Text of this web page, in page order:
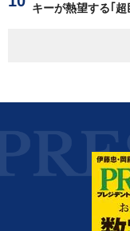
キーが熱望する｢